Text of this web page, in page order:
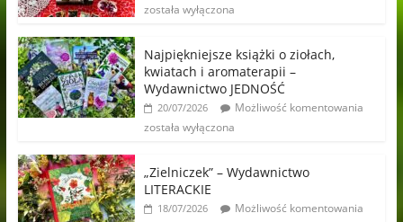
została wyłączona
Najpiękniejsze książki o ziołach,
kwiatach i aromaterapii –
Wydawnictwo JEDNOŚĆ
20/07/2026
Możliwość komentowania
została wyłączona
„Zielniczek” – Wydawnictwo
LITERACKIE
18/07/2026
Możliwość komentowania